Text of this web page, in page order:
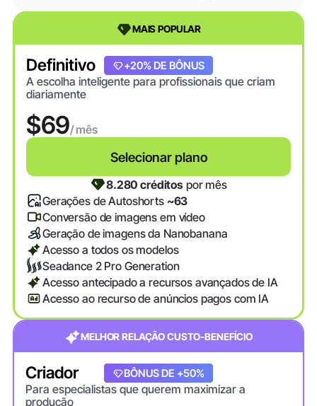
MAIS POPULAR
Definitivo
A escolha inteligente para profissionais que criam
diariamente
$69/ mês
Selecionar plano
+20% DE BÔNUS
8.280 créditos por mês
Gerações de Autoshorts ~63
Conversão de imagens em vídeo
Geração de imagens da Nanobanana
Acesso a todos os modelos
Seadance 2 Pro Generation
Acesso antecipado a recursos avançados de IA
Acesso ao recurso de anúncios pagos com IA
MELHOR RELAÇÃO CUSTO-BENEFÍCIO
Criador
Para especialistas que querem maximizar a
produção
+20% DE BÔNUS
BÔNUS DE +50%